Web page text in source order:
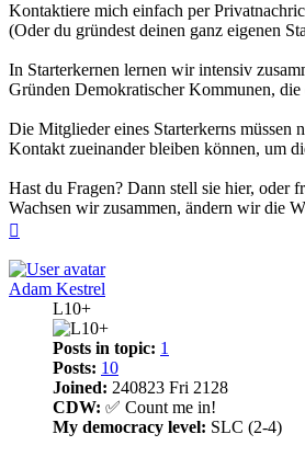
Kontaktiere mich einfach per
(Oder du gründest deinen ganz eigenen
In Starterkernen lernen wir intensiv
Gründen Demokratischer Kommunen,
Die Mitglieder eines Starterkerns müssen
Kontakt zueinander bleiben können, um
Hast du Fragen? Dann stell sie hier, oder
Wachsen wir zusammen, ändern wir die
Adam Kestrel
L10+
Posts in topic: 1
Posts: 10
Joined: 240823 Fri 2128
CDW: ✅ Count me in!
My democracy level: SLC (2-4)